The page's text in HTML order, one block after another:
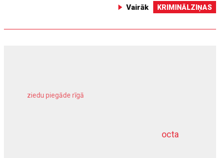
Vairāk KRIMINĀLZIŅAS
octa
ziedu piegāde rīgā
dziļurbums